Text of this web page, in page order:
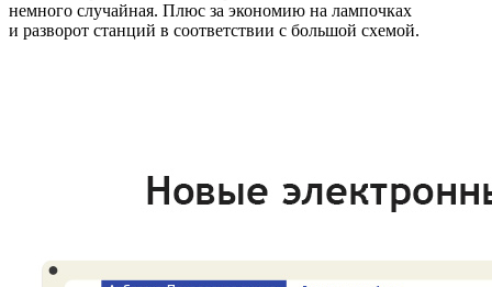
немного случайная. Плюс за экономию на лампочках
и разворот станций в соответствии с большой схемой.